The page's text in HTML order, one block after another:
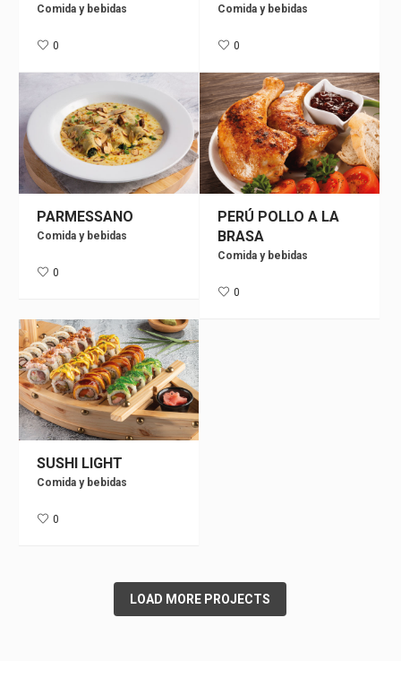
Comida y bebidas
0
Comida y bebidas
0
PARMESSANO
Comida y bebidas
0
PERÚ POLLO A LA
BRASA
Comida y bebidas
0
SUSHI LIGHT
Comida y bebidas
0
LOAD MORE PROJECTS